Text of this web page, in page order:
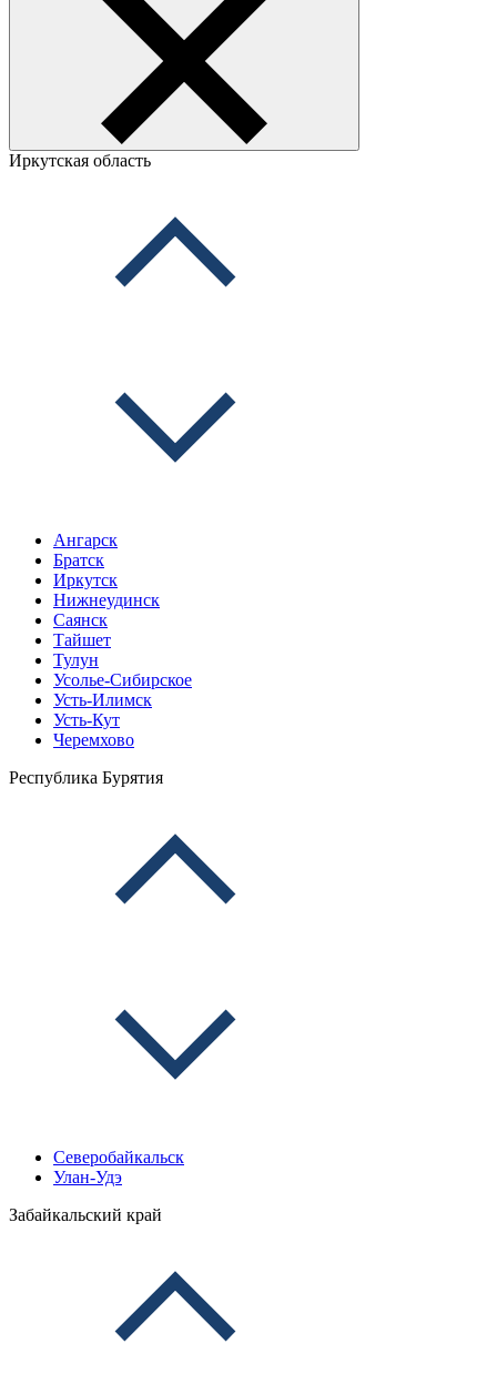
Иркутская область
Ангарск
Братск
Иркутск
Нижнеудинск
Саянск
Тайшет
Тулун
Усолье-Сибирское
Усть-Илимск
Усть-Кут
Черемхово
Республика Бурятия
Северобайкальск
Улан-Удэ
Забайкальский край